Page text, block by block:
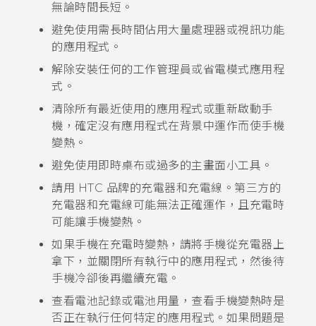
無論時間長短。
避免使用需長時間佔用大量處理器或視訊功能
的應用程式。
解除安裝任何的工作管理員或省電模式應用程
式。
清除所有最近使用的應用程式或重新啟動手
機，確定沒有應用程式在背景中運作而使手機
變熱。
避免使用即時桌布或過多的主畫面小工具。
請用 HTC 品牌的充電器和充電線。第三方的
充電器和充電線可能無法正確運作，且充電時
可能讓手機變熱。
如果手機在充電時變熱，請將手機從充電器上
拿下，並關閉所有執行中的應用程式，然後待
手機冷卻後再繼續充電。
查看電池記錄或電池用量，查看手機變熱時是
否正在執行任何特定的應用程式。如果問題是